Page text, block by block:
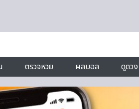
ตรวจหวย ผลบอล ดูดวง